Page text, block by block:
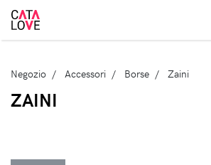
Negozio Accessori Borse Zaini
ZAINI